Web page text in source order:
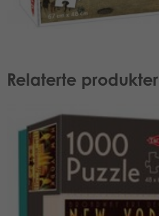
Relaterte produkter